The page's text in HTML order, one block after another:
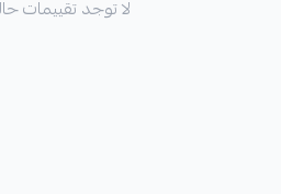
لا توجد تقييمات